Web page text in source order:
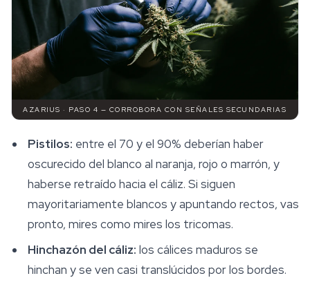
AZARIUS · PASO 4 — CORROBORA CON SEÑALES SECUNDARIAS
Pistilos: entre el 70 y el 90% deberían haber
oscurecido del blanco al naranja, rojo o marrón, y
haberse retraído hacia el cáliz. Si siguen
mayoritariamente blancos y apuntando rectos, vas
pronto, mires como mires los tricomas.
Hinchazón del cáliz: los cálices maduros se
hinchan y se ven casi translúcidos por los bordes.